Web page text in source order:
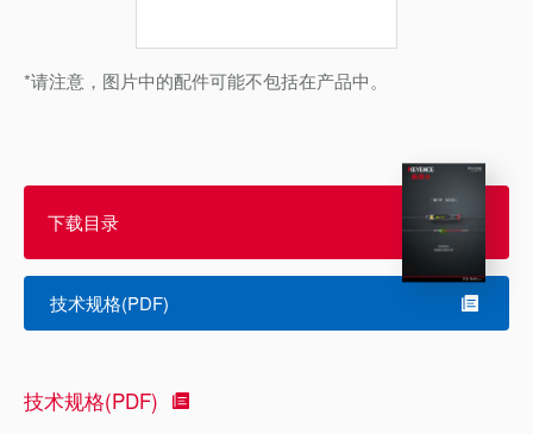
*请注意，图片中的配件可能不包括在产品中。
下载目录
技术规格(PDF)
技术规格(PDF)